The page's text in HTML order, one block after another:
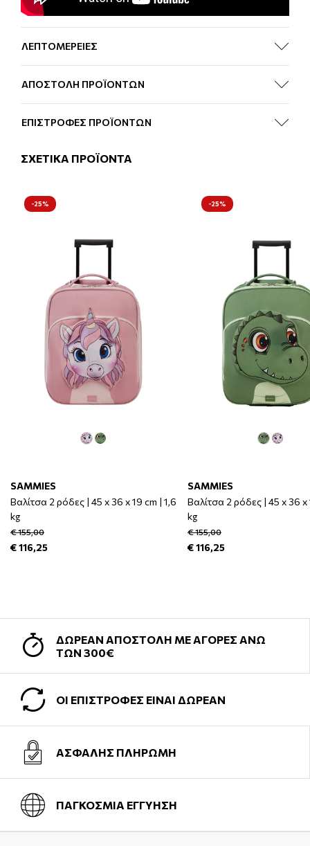
ΛΕΠΤΟΜΕΡΕΙΕΣ
ΑΠΟΣΤΟΛΗ ΠΡΟΪΟΝΤΩΝ
ΕΠΙΣΤΡΟΦΕΣ ΠΡΟΪΟΝΤΩΝ
ΣΧΕΤΙΚΑ ΠΡΟΪΟΝΤΑ
-25%
SAMMIES
Βαλίτσα 2 ρόδες | 45 x 36 x 19 cm | 1,6
kg
€ 155,00
€ 116,25
-25%
SAMMIES
Βαλίτσα 2 ρόδες | 45 x 36 x
kg
€ 155,00
€ 116,25
ΔΩΡΕΑΝ ΑΠΟΣΤΟΛΗ ΜΕ ΑΓΟΡΕΣ ΑΝΩ
ΤΩΝ 300€
ΟΙ ΕΠΙΣΤΡΟΦΕΣ ΕΙΝΑΙ ΔΩΡΕΑΝ
ΑΣΦΑΛΗΣ ΠΛΗΡΩΜΗ
ΠΑΓΚΟΣΜΙΑ ΕΓΓΥΗΣΗ